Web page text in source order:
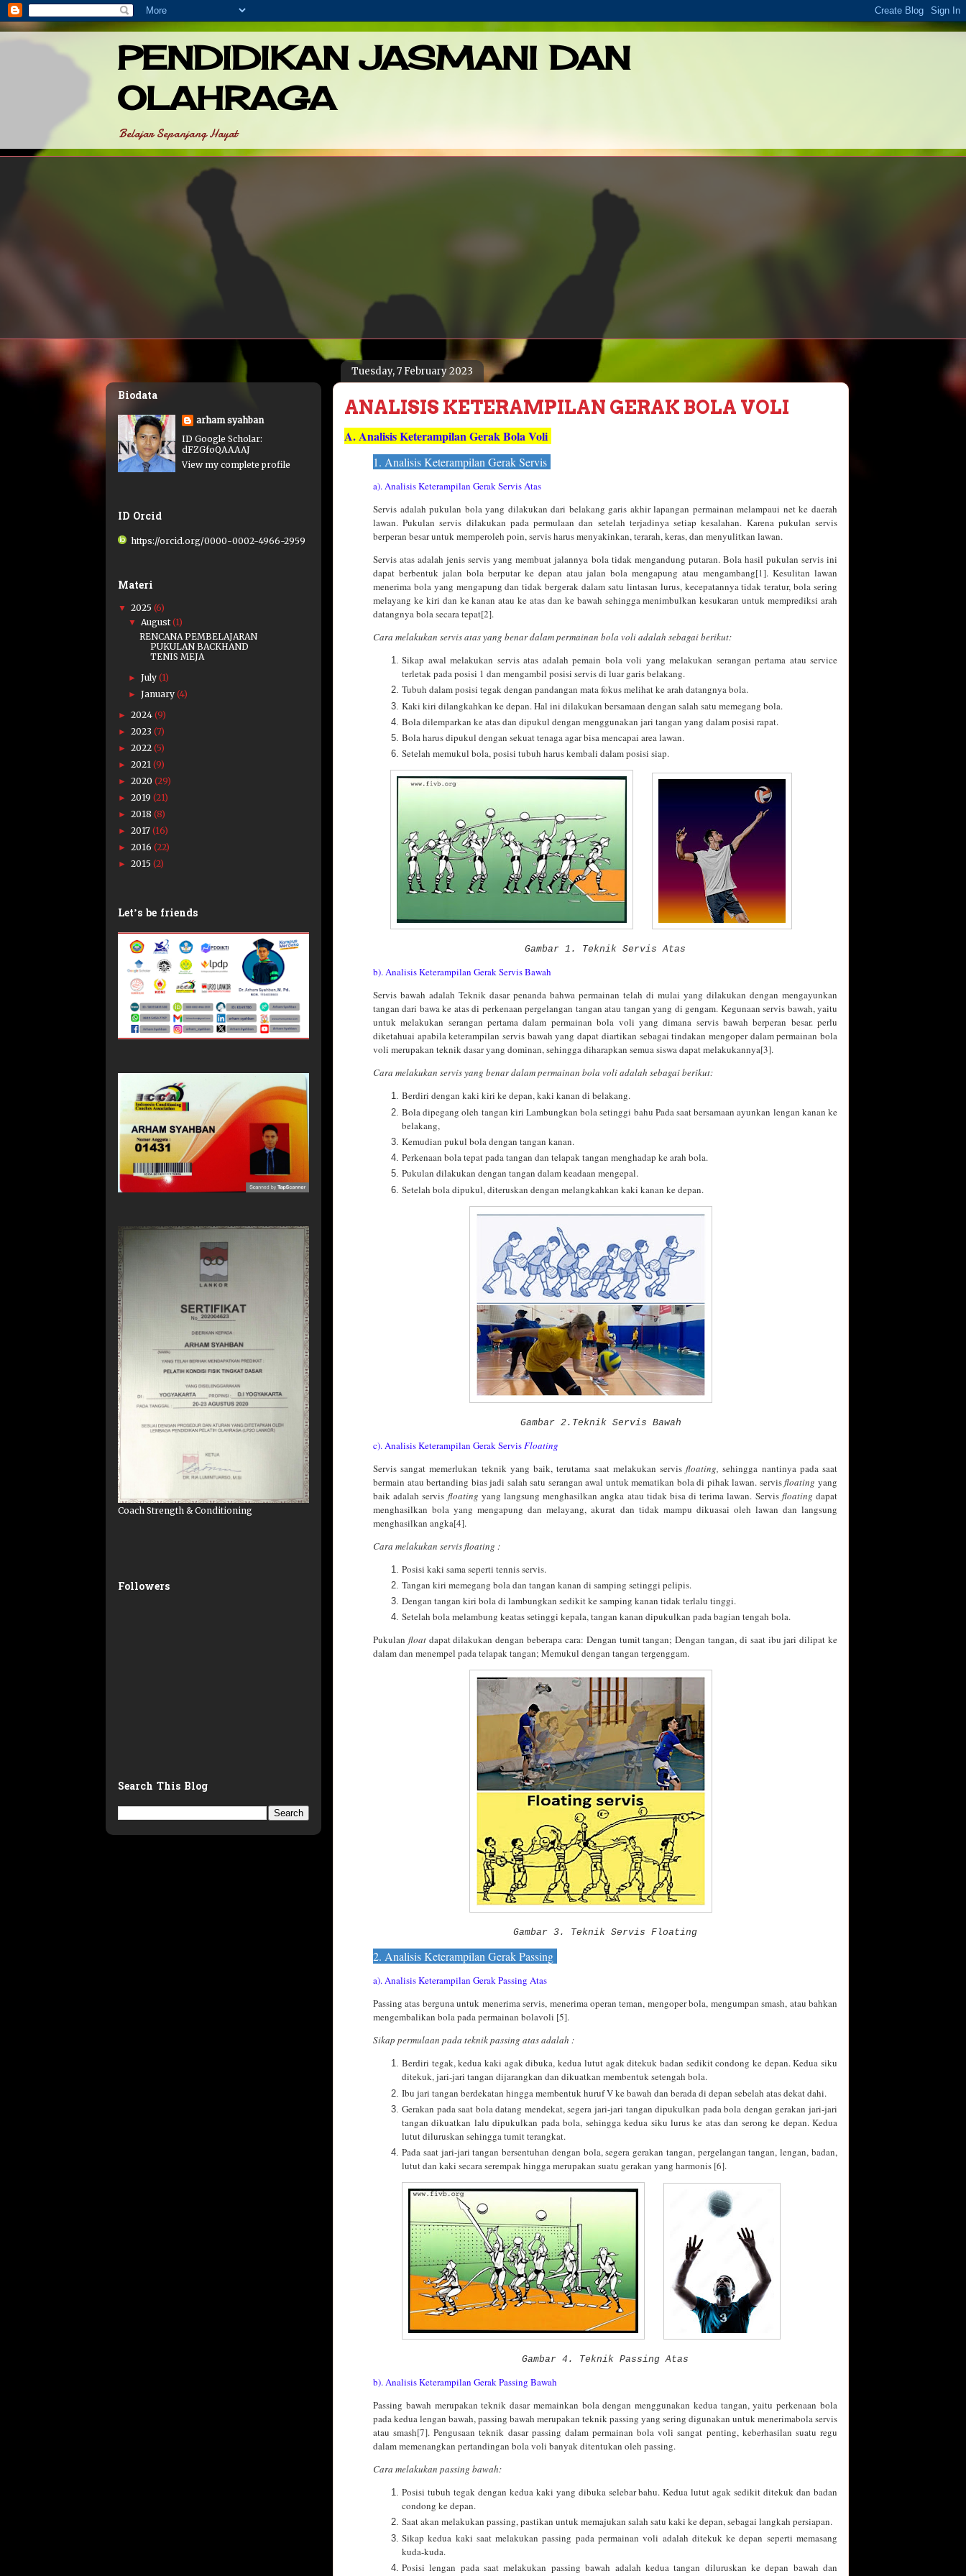
PENDIDIKAN JASMANI DAN
OLAHRAGA
Belajar Sepanjang Hayat
Tuesday, 7 February 2023
ANALISIS KETERAMPILAN GERAK BOLA VOLI
A. Analisis Keterampilan Gerak Bola Voli
1. Analisis Keterampilan Gerak Servis
a). Analisis Keterampilan Gerak Servis Atas
Servis adalah pukulan bola yang dilakukan dari belakang garis akhir lapangan permainan melampaui net ke daerah
lawan. Pukulan servis dilakukan pada permulaan dan setelah terjadinya setiap kesalahan. Karena pukulan servis
berperan besar untuk memperoleh poin, servis harus menyakinkan, terarah, keras, dan menyulitkan lawan.
Servis atas adalah jenis servis yang membuat jalannya bola tidak mengandung putaran. Bola hasil pukulan servis ini
dapat berbentuk jalan bola berputar ke depan atau jalan bola mengapung atau mengambang[1]. Kesulitan lawan
menerima bola yang mengapung dan tidak bergerak dalam satu lintasan lurus, kecepatannya tidak teratur, bola sering
melayang ke kiri dan ke kanan atau ke atas dan ke bawah sehingga menimbulkan kesukaran untuk memprediksi arah
datangnya bola secara tepat[2].
Cara melakukan servis atas yang benar dalam permainan bola voli adalah sebagai berikut:
Sikap awal melakukan servis atas adalah pemain bola voli yang melakukan serangan pertama atau service
terletak pada posisi 1 dan mengambil posisi servis di luar garis belakang.
Tubuh dalam posisi tegak dengan pandangan mata fokus melihat ke arah datangnya bola.
Kaki kiri dilangkahkan ke depan. Hal ini dilakukan bersamaan dengan salah satu memegang bola.
Bola dilemparkan ke atas dan dipukul dengan menggunakan jari tangan yang dalam posisi rapat.
Bola harus dipukul dengan sekuat tenaga agar bisa mencapai area lawan.
Setelah memukul bola, posisi tubuh harus kembali dalam posisi siap.
Gambar 1. Teknik Servis Atas
b). Analisis Keterampilan Gerak Servis Bawah
Servis bawah adalah Teknik dasar penanda bahwa permainan telah di mulai yang dilakukan dengan mengayunkan
tangan dari bawa ke atas di perkenaan pergelangan tangan atau tangan yang di gengam. Kegunaan servis bawah, yaitu
untuk melakukan serangan pertama dalam permainan bola voli yang dimana servis bawah berperan besar. perlu
diketahuai apabila keterampilan servis bawah yang dapat diartikan sebagai tindakan mengoper dalam permainan bola
voli merupakan teknik dasar yang dominan, sehingga diharapkan semua siswa dapat melakukannya[3].
Cara melakukan servis yang benar dalam permainan bola voli adalah sebagai berikut:
Berdiri dengan kaki kiri ke depan, kaki kanan di belakang.
Bola dipegang oleh tangan kiri Lambungkan bola setinggi bahu Pada saat bersamaan ayunkan lengan kanan ke
belakang,
Kemudian pukul bola dengan tangan kanan.
Perkenaan bola tepat pada tangan dan telapak tangan menghadap ke arah bola.
Pukulan dilakukan dengan tangan dalam keadaan mengepal.
Setelah bola dipukul, diteruskan dengan melangkahkan kaki kanan ke depan.
Gambar 2.Teknik Servis Bawah
c). Analisis Keterampilan Gerak Servis Floating
Servis sangat memerlukan teknik yang baik, terutama saat melakukan servisfloating, sehingga nantinya pada saat
bermain atau bertanding bias jadi salah satu serangan awal untuk mematikan bola di pihak lawan. servisfloating yang
baik adalah servis floating yang langsung menghasilkan angka atau tidak bisa di terima lawan. Servis floating dapat
menghasilkan bola yang mengapung dan melayang, akurat dan tidak mampu dikuasai oleh lawan dan langsung
menghasilkan angka[4].
Cara melakukan servis floating :
Posisi kaki sama seperti tennis servis.
Tangan kiri memegang bola dan tangan kanan di samping setinggi pelipis.
Dengan tangan kiri bola di lambungkan sedikit ke samping kanan tidak terlalu tinggi.
Setelah bola melambung keatas setinggi kepala, tangan kanan dipukulkan pada bagian tengah bola.
Pukulan floatdapat dilakukan dengan beberapa cara: Dengan tumit tangan; Dengan tangan, di saat ibu jari dilipat ke
dalam dan menempel pada telapak tangan; Memukul dengan tangan tergenggam.
Gambar 3. Teknik Servis Floating
2. Analisis Keterampilan Gerak Passing
a). Analisis Keterampilan Gerak Passing Atas
Passing atas berguna untuk menerima servis, menerima operan teman, mengoper bola, mengumpan smash, atau bahkan
mengembalikan bola pada permainan bolavoli [5].
Sikap permulaan pada teknik passing atas adalah :
Berdiri tegak, kedua kaki agak dibuka, kedua lutut agak ditekuk badan sedikit condong ke depan. Kedua siku
ditekuk, jari-jari tangan dijarangkan dan dikuatkan membentuk setengah bola.
Ibu jari tangan berdekatan hingga membentuk huruf V ke bawah dan berada di depan sebelah atas dekat dahi.
Gerakan pada saat bola datang mendekat, segera jari-jari tangan dipukulkan pada bola dengan gerakan jari-jari
tangan dikuatkan lalu dipukulkan pada bola, sehingga kedua siku lurus ke atas dan serong ke depan. Kedua
lutut diluruskan sehingga tumit terangkat.
Pada saat jari-jari tangan bersentuhan dengan bola, segera gerakan tangan, pergelangan tangan, lengan, badan,
lutut dan kaki secara serempak hingga merupakan suatu gerakan yang harmonis [6].
Gambar 4. Teknik Passing Atas
b). Analisis Keterampilan Gerak Passing Bawah
Passing bawah merupakan teknik dasar memainkan bola dengan menggunakan kedua tangan, yaitu perkenaan bola
pada kedua lengan bawah, passing bawah merupakan teknik passing yang sering digunakan untuk menerimabola servis
atau smash[7]. Pengusaan teknik dasar passing dalam permainan bola voli sangat penting, keberhasilan suatu regu
dalam memenangkan pertandingan bola voli banyak ditentukan oleh passing.
Cara melakukan passing bawah:
Posisi tubuh tegak dengan kedua kaki yang dibuka selebar bahu. Kedua lutut agak sedikit ditekuk dan badan
condong ke depan.
Saat akan melakukan passing, pastikan untuk memajukan salah satu kaki ke depan, sebagai langkah persiapan.
Sikap kedua kaki saat melakukan passing pada permainan voli adalah ditekuk ke depan seperti memasang
kuda-kuda.
Posisi lengan pada saat melakukan passing bawah adalah kedua tangan diluruskan ke depan bawah dan
Biodata
arham syahban
ID Google Scholar:
dFZGfoQAAAAJ
View my complete profile
ID Orcid
https://orcid.org/0000-0002-4966-2959
Materi
▼ 2025 (6)
▼August(1)
RENCANA PEMBELAJARAN
PUKULAN BACKHAND
TENIS MEJA
►July(1)
►January(4)
► 2024 (9)
► 2023 (7)
► 2022 (5)
► 2021 (9)
► 2020 (29)
► 2019 (21)
► 2018 (8)
► 2017 (16)
► 2016 (22)
► 2015 (2)
Let’s be friends
Coach Strength & Conditioning
Followers
Search This Blog